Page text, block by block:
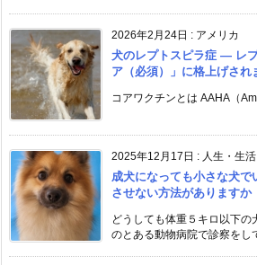
2026年2月24日 : アメリカ
犬のレプトスピラ症 ― レ
ア（必須）」に格上げされ
コアワクチンとは AAHA（
2025年12月17日 : 人生・生活
成犬になっても小さな犬
させない方法がありますか
どうしても体重５キロ以下
のとある動物病院で診察をし